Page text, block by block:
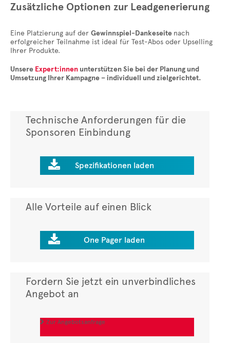
Zusätzliche Optionen zur Leadgenerierung
Eine Platzierung auf der Gewinnspiel-Dankeseite nach
erfolgreicher Teilnahme ist ideal für Test-Abos oder Upselling
Ihrer Produkte.
Unsere Expert:innen unterstützen Sie bei der Planung und
Umsetzung Ihrer Kampagne – individuell und zielgerichtet.
Technische Anforderungen für die
Sponsoren Einbindung
 Spezifikationen laden
Alle Vorteile auf einen Blick
 One Pager laden
Fordern Sie jetzt ein unverbindliches
Angebot an
 Zur Angebotsanfrage